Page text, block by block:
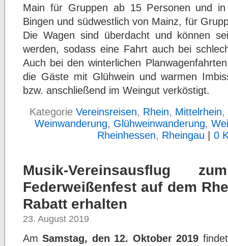
Main für Gruppen ab 15 Personen und in
Bingen und südwestlich von Mainz, für
Die Wagen sind überdacht und können
werden, sodass eine Fahrt auch bei
Auch bei den winterlichen
die Gäste mit Glühwein und warmen
bzw. anschließend im Weingut verköstigt.
Kategorie Vereinsreisen, Rhein, Mittelrhein,
Weinwanderung, Glühweinwanderung,
Rheinhessen, Rheingau 0
Musik-Vereinsausflug
Federweißenfest auf dem
Rabatt erhalten
23. August 2019
AmSamstag, den 12. Oktober 2019